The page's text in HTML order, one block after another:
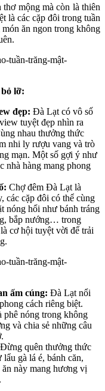
mộng mà còn là thiên
là các cặp đôi trong tuần
ăn ngon trong không
lỡ:
đẹp: Đà Lạt có vô số
tuyệt đẹp nhìn ra
nhau thưởng thức
nhi ly rượu vang và trò
mạn. Một số gợi ý như
nhà hàng mang phong
Chợ đêm Đà Lạt là
các cặp đôi có thể cùng
nóng hổi như bánh tráng
bắp nướng… trong
cơ hội tuyệt vời để trải
ấm cúng: Đà Lạt nổi
cách riêng biệt.
phê nóng trong không
và chia sẻ những câu
Đừng quên thưởng thức
gà lá é, bánh căn,
này mang hương vị